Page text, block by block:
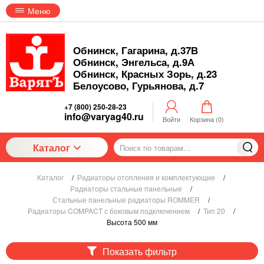
Меню
Обнинск, Гагарина, д.37В
Обнинск, Энгельса, д.9А
Обнинск, Красных Зорь, д.23
Белоусово, Гурьянова, д.7
+7 (800) 250-28-23
info@varyag40.ru Войти Корзина (0)
Каталог
Каталог / Радиаторы отопления и комплектующие
/
Радиаторы стальные панельные
/
Стальные панельные радиаторы ROMMER
/
Радиаторы COMPACT с боковым подключением
/ Тип 20
/
Высота 500 мм
Показать фильтр